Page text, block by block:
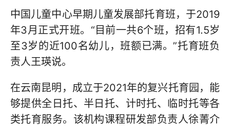
中国儿童中心早期儿童发展部托育班，于2019
年3月正式开班。“目前一共6个班，招有1.5岁
至3岁的近100名幼儿，班额已满。”托育班负
责人王瑛说。
在云南昆明，成立于2021年的复兴托育园，能
够提供全日托、半日托、计时托、临时托等各
类托育服务。该机构课程研发部负责人徐菁介